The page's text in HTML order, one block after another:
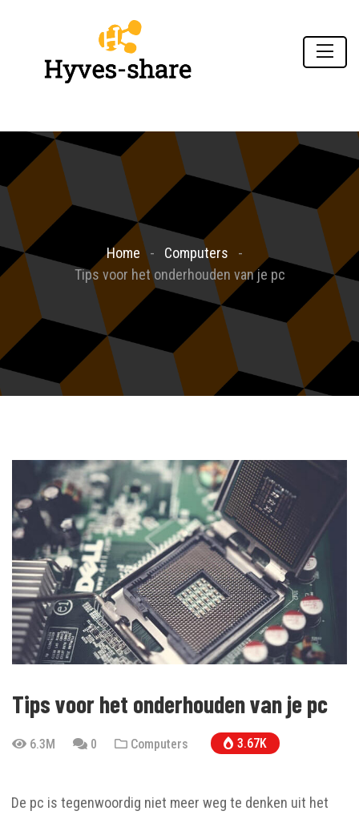
Home
Computers
Tips voor het onderhouden van je pc
Tips voor het onderhouden van je pc
6.3M 0 Computers 3.67K
De pc is tegenwoordig niet meer weg te denken uit het